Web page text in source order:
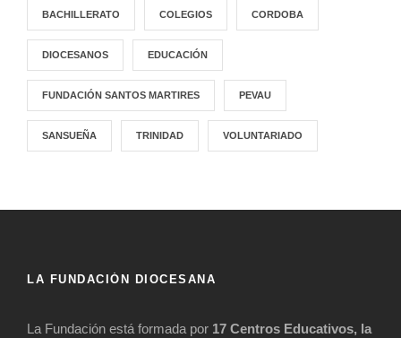
BACHILLERATO COLEGIOS CORDOBA
DIOCESANOS EDUCACIÓN
FUNDACIÓN SANTOS MARTIRES PEVAU
SANSUEÑA TRINIDAD VOLUNTARIADO
LA FUNDACIÓN DIOCESANA
La Fundación está formada por 17 Centros Educativos, la